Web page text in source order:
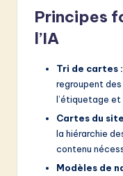
Principes
l’IA
Tri de cartes :
regroupent
l’étiquetage
Cartes du
la hiérarchie
contenu
Modèles de